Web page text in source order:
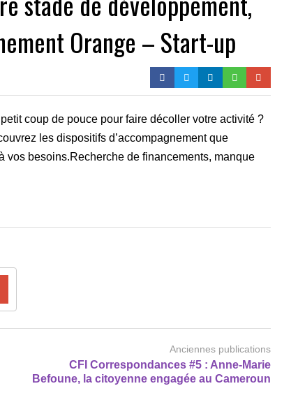
Orange – Start-up
coup de pouce pour faire décoller votre activité ?
les dispositifs d’accompagnement que
vos besoins.Recherche de financements, manque
Anciennes publications
CFI Correspondances #5 : Anne-Marie
Befoune, la citoyenne engagée au Cameroun